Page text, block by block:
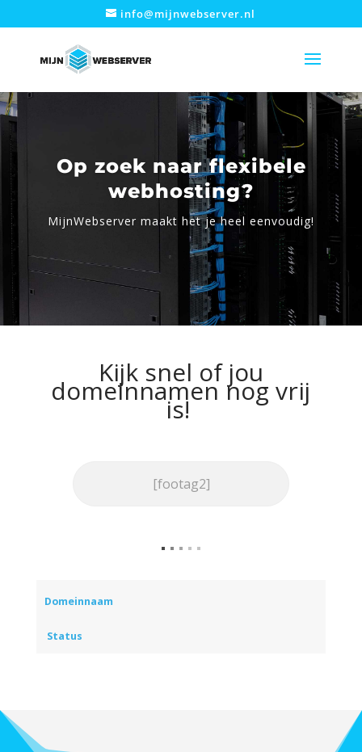
info@mijnwebserver.nl
Op zoek naar flexibele
webhosting?
MijnWebserver maakt het je heel eenvoudig!
Kijk snel of jou
domeinnamen nog vrij
is!
Domeinnaam
Status